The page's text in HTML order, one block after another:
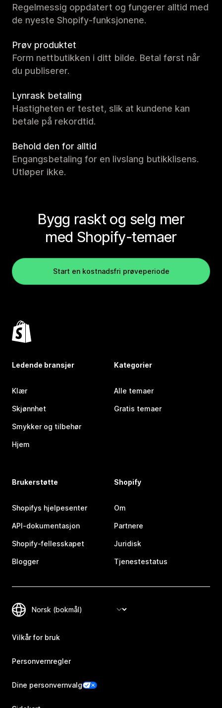
Regelmessig oppdatert og fungerer alltid med
de nyeste Shopify-funksjonene.
Prøv produktet
Form nettbutikken i ditt bilde. Betal først når
du publiserer.
Lynrask betaling
Hastigheten er testet, slik at kundene kan
betale på rekordtid.
Behold den for alltid
Engangsbetaling for en livslang butikklisens.
Utløper ikke.
Bygg raskt og selg mer
med Shopify-temaer
Start en kostnadsfri prøveperiode
Ledende bransjer
Klær
Skjønnhet
Smykker og tilbehør
Hjem
Kategorier
Alle temaer
Gratis temaer
Brukerstøtte
Shopifys hjelpesenter
API-dokumentasjon
Shopify-fellesskapet
Blogger
Shopify
Om
Partnere
Juridisk
Tjenestestatus
Vilkår for bruk
Personvernregler
Dine personvernvalg